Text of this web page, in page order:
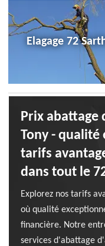
Elagage 72
Prix abattage
Tony - qualité
tarifs
dans tout le
Explorez nos tarifs
où qualité
financière. Notre
services d'abattage